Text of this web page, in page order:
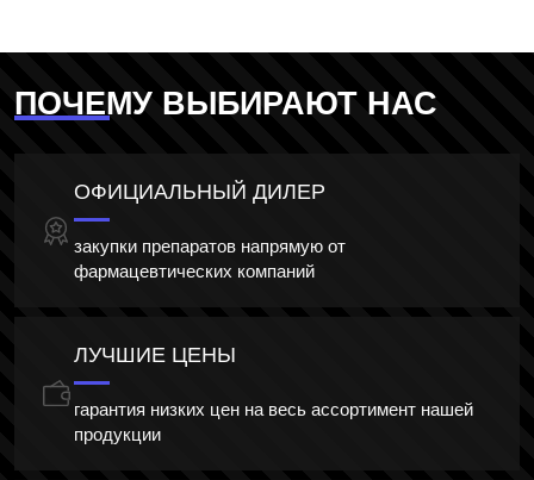
ПОЧЕМУ ВЫБИРАЮТ НАС
ОФИЦИАЛЬНЫЙ ДИЛЕР
закупки препаратов напрямую от
фармацевтических компаний
ЛУЧШИЕ ЦЕНЫ
гарантия низких цен на весь ассортимент нашей
продукции